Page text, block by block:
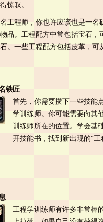
惊叹。
工程师，你也许应该也是一名
品。工程配方中常包括宝石，
。一些工程配方包括皮革，可
铁匠
首先，你需要攒下一些技能
学训练师。你可能需要向其
训练师所在的位置。学会基
开技能书，找到新出现的“工
工程学训练师有许多非常棒